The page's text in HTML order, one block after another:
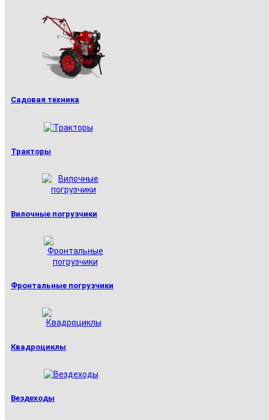
Садовая техника
Тракторы
Вилочные погрузчики
Фронтальные погрузчики
Квадроциклы
Вездеходы